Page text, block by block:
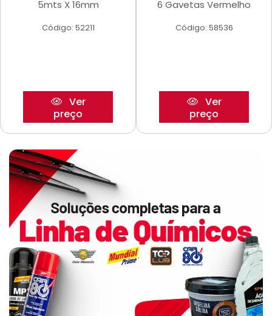
5mts X 16mm
Código: 52211
Ver
preço
6 Gavetas Vermelho
Código: 58536
Ver
preço